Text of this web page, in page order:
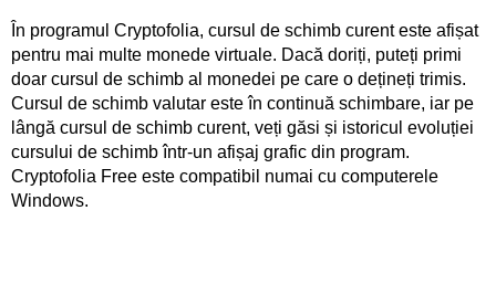
În programul Cryptofolia, cursul de schimb curent este afișat
pentru mai multe monede virtuale. Dacă doriți, puteți primi
doar cursul de schimb al monedei pe care o dețineți trimis.
Cursul de schimb valutar este în continuă schimbare, iar pe
lângă cursul de schimb curent, veți găsi și istoricul evoluției
cursului de schimb într-un afișaj grafic din program.
Cryptofolia Free este compatibil numai cu computerele
Windows.